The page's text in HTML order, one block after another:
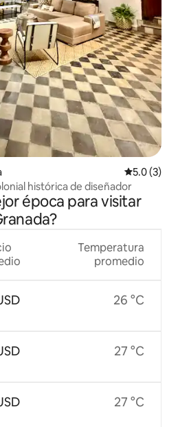
5.0 (3)
histórica de diseñador
época para visitar
Temperatura
promedio
26 °C
27 °C
27 °C